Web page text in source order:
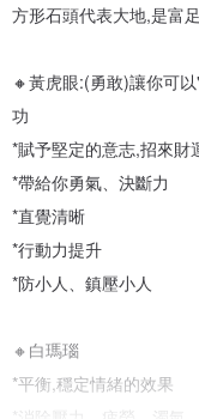
方形石頭代表大地,是富
🔸️黃虎眼:(勇敢)讓你可
功
*賦予堅定的意志,招來財
*帶給你勇氣、決斷力
*直覺清晰
*行動力提升
*防小人、鎮壓小人
🔸️白瑪瑙
*平衡,穩定情緒的效果